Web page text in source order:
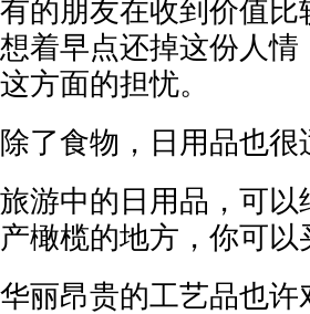
有的朋友在收到价值
想着早点还掉这份人
这方面的担忧。
除了食物，日用品也很
旅游中的日用品，可
产橄榄的地方，你可
华丽昂贵的工艺品也